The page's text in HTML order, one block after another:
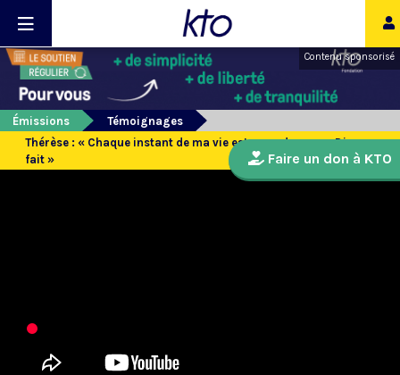
Contenu sponsorisé
Émissions
Témoignages
Thérèse : « Chaque instant de ma vie est un cadeau que Dieu me
fait »
Faire un don à KTO